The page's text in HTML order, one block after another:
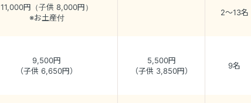
11,000円（子供 8,000円）
※お土産付
2～13名
9,500円
（子供 6,650円）
5,500円
（子供 3,850円）
9名